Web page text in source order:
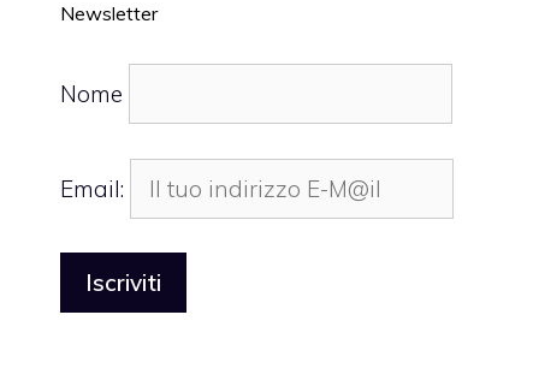
Newsletter
Nome
Email: